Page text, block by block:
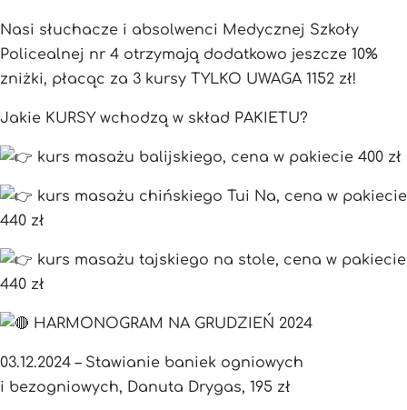
Nasi słuchacze i absolwenci Medycznej Szkoły
Policealnej nr 4 otrzymają dodatkowo jeszcze 10%
zniżki, płacąc za 3 kursy TYLKO UWAGA 1152 zł!
Jakie KURSY wchodzą w skład PAKIETU?
kurs masażu balijskiego, cena w pakiecie 400 zł
kurs masażu chińskiego Tui Na, cena w pakiecie
440 zł
kurs masażu tajskiego na stole, cena w pakiecie
440 zł
HARMONOGRAM NA GRUDZIEŃ 2024
03.12.2024 – Stawianie baniek ogniowych
i bezogniowych, Danuta Drygas, 195 zł